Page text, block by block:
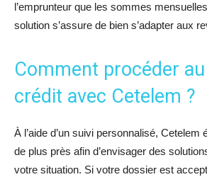
l’emprunteur que les sommes
solution s’assure de bien s’adapter aux
Comment procéder
crédit avec Cetelem ?
À l’aide d’un suivi personnalisé, Cetelem
de plus près afin d’envisager des
votre situation. Si votre dossier est